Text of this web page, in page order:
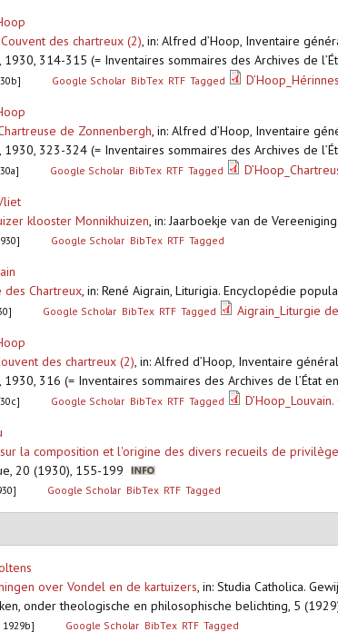
des chartreux (2), in: Alfred d’Hoop, Inventaire
1930, 314-315 (= Inventaires sommaires des Archives de
Google Scholar BibTex RTF Tagged
de Zonnenbergh, in: Alfred d’Hoop, Inventaire
1930, 323-324 (= Inventaires sommaires des Archives de
Google Scholar BibTex RTF Tagged
klooster Monnikhuizen, in: Jaarboekje van de
Google Scholar BibTex RTF Tagged
des Chartreux, in: René Aigrain, Liturigia. Encyclopédie
Google Scholar BibTex RTF Tagged Aigrain_Liturgie
des chartreux (2), in: Alfred d’Hoop, Inventaire
1930, 316 (= Inventaires sommaires des Archives de l’État
Google Scholar BibTex RTF Tagged
la composition et l'origine des divers recueils de
20 (1930), 155-199
Google Scholar BibTex RTF Tagged
over Vondel en de kartuizers, in: Studia Catholica.
onder theologische en philosophische belichting, 5
Google Scholar BibTex RTF Tagged